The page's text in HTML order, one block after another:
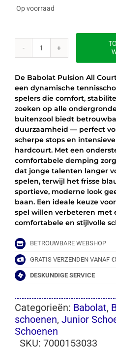
Op voorraad
BABOLAT
ALL
COURT
JR
BLAUW/WIT/GEEL
aantal
De Babolat Pulsion All
een dynamische
spelers die comfort,
zoeken op alle
buitenzool biedt
duurzaamheid — perfect
scherpe stops en
hardcourt. Met een
comfortabele demping
dat jonge talenten langer
spelen, terwijl het frisse
sportieve, moderne look
baan. Een ideale keuze
spel willen verbeteren met
comfortabele en stijlvolle
BETROUWBARE WEBSHOP
GRATIS VERZENDEN VANAF
DESKUNDIGE SERVICE
Categorieën: Babolat,
schoenen, Junior
Schoenen
SKU: 7000153033